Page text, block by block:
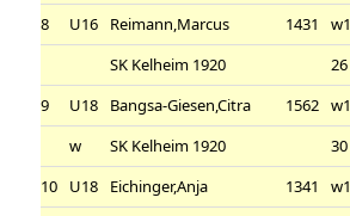
8
U16 Reimann,Marcus 1431 w1
SK Kelheim 1920
26
9
U18 Bangsa-Giesen,Citra 1562 w1
w
SK Kelheim 1920 30
10
U18 Eichinger,Anja 1341 w1